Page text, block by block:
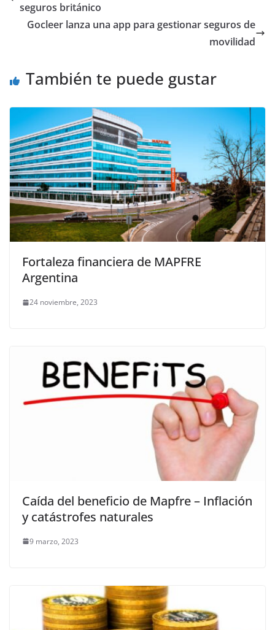
seguros británico
Gocleer lanza una app para gestionar seguros de
movilidad
También te puede gustar
Fortaleza financiera de MAPFRE
Argentina
24 noviembre, 2023
Caída del beneficio de Mapfre – Inflación
y catástrofes naturales
9 marzo, 2023